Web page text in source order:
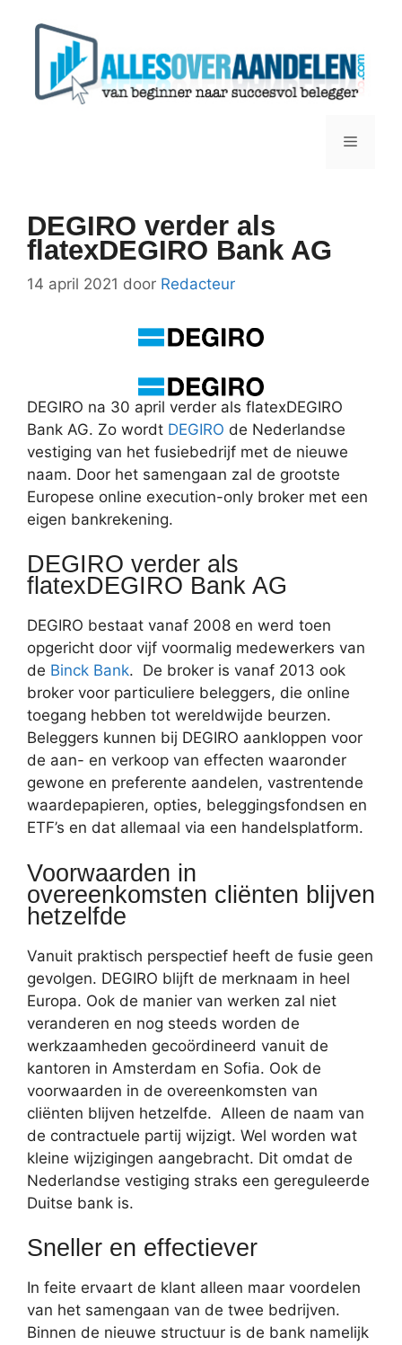
Menu
DEGIRO verder als
flatexDEGIRO Bank AG
14 april 2021 door Redacteur
DEGIRO na 30 april verder als flatexDEGIRO
Bank AG. Zo wordt DEGIRO de Nederlandse
vestiging van het fusiebedrijf met de nieuwe
naam. Door het samengaan zal de grootste
Europese online execution-only broker met een
eigen bankrekening.
DEGIRO verder als
flatexDEGIRO Bank AG
DEGIRO bestaat vanaf 2008 en werd toen
opgericht door vijf voormalig medewerkers van
de Binck Bank. De broker is vanaf 2013 ook
broker voor particuliere beleggers, die online
toegang hebben tot wereldwijde beurzen.
Beleggers kunnen bij DEGIRO aankloppen voor
de aan- en verkoop van effecten waaronder
gewone en preferente aandelen, vastrentende
waardepapieren, opties, beleggingsfondsen en
ETF’s en dat allemaal via een handelsplatform.
Voorwaarden in
overeenkomsten cliënten blijven
hetzelfde
Vanuit praktisch perspectief heeft de fusie geen
gevolgen. DEGIRO blijft de merknaam in heel
Europa. Ook de manier van werken zal niet
veranderen en nog steeds worden de
werkzaamheden gecoördineerd vanuit de
kantoren in Amsterdam en Sofia. Ook de
voorwaarden in de overeenkomsten van
cliënten blijven hetzelfde. Alleen de naam van
de contractuele partij wijzigt. Wel worden wat
kleine wijzigingen aangebracht. Dit omdat de
Nederlandse vestiging straks een gereguleerde
Duitse bank is.
Sneller en effectiever
In feite ervaart de klant alleen maar voordelen
van het samengaan van de twee bedrijven.
Binnen de nieuwe structuur is de bank namelijk